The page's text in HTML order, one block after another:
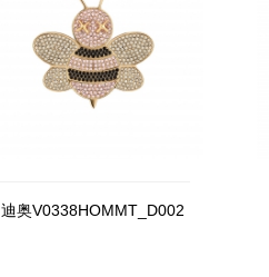
迪奥V0338HOMMT_D002